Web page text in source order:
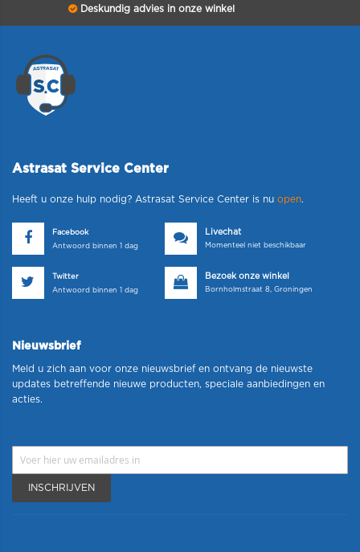
Deskundig advies in onze winkel
Astrasat Service Center
Heeft u onze hulp nodig? Astrasat Service Center is nu open.
Facebook
Antwoord binnen 1 dag
Livechat
Momenteel niet beschikbaar
Twitter
Antwoord binnen 1 dag
Bezoek onze winkel
Bornholmstraat 8, Groningen
Nieuwsbrief
Meld u zich aan voor onze nieuwsbrief en ontvang de nieuwste
updates betreffende nieuwe producten, speciale aanbiedingen en
acties.
INSCHRIJVEN